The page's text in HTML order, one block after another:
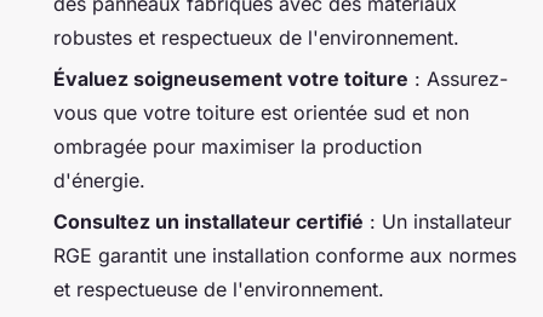
robustes et respectueux de l'environnement.
Évaluez soigneusement votre toiture : Assurez-
vous que votre toiture est orientée sud et non
ombragée pour maximiser la production
d'énergie.
Consultez un installateur certifié : Un installateur
RGE garantit une installation conforme aux normes
et respectueuse de l'environnement.